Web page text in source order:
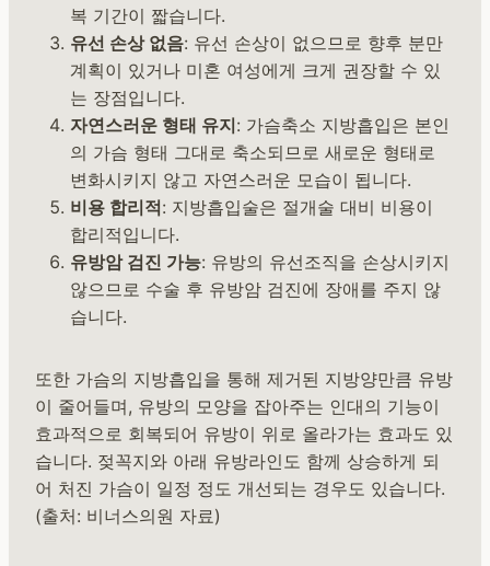
복 기간이 짧습니다.
유선 손상 없음: 유선 손상이 없으므로 향후 분만
계획이 있거나 미혼 여성에게 크게 권장할 수 있
는 장점입니다.
자연스러운 형태 유지: 가슴축소 지방흡입은 본인
의 가슴 형태 그대로 축소되므로 새로운 형태로
변화시키지 않고 자연스러운 모습이 됩니다.
비용 합리적: 지방흡입술은 절개술 대비 비용이
합리적입니다.
유방암 검진 가능: 유방의 유선조직을 손상시키지
않으므로 수술 후 유방암 검진에 장애를 주지 않
습니다.
또한 가슴의 지방흡입을 통해 제거된 지방양만큼 유방
이 줄어들며, 유방의 모양을 잡아주는 인대의 기능이
효과적으로 회복되어 유방이 위로 올라가는 효과도 있
습니다. 젖꼭지와 아래 유방라인도 함께 상승하게 되
어 처진 가슴이 일정 정도 개선되는 경우도 있습니다.
(출처: 비너스의원 자료)